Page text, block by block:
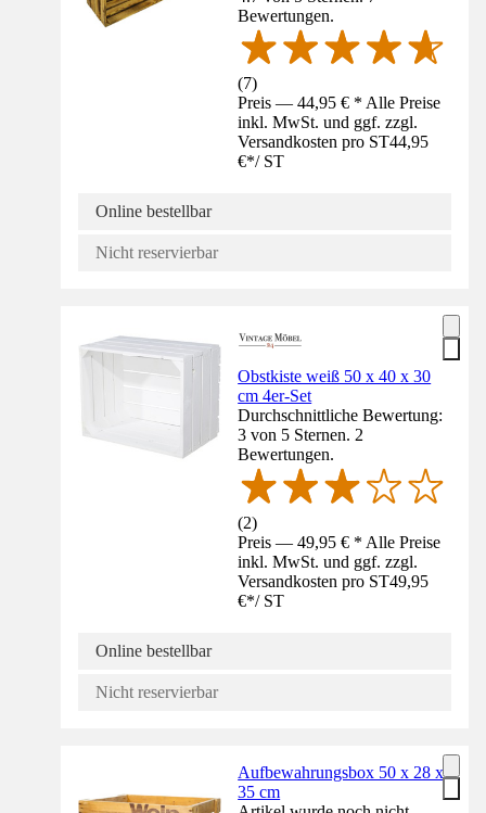
Bewertungen.
(7)
Preis — 44,95 € * Alle Preise
inkl. MwSt. und ggf. zzgl.
Versandkosten pro ST44,95
€*/ ST
Online bestellbar
Nicht reservierbar
Obstkiste weiß 50 x 40 x 30
cm 4er-Set
Durchschnittliche Bewertung:
3 von 5 Sternen. 2
Bewertungen.
(2)
Preis — 49,95 € * Alle Preise
inkl. MwSt. und ggf. zzgl.
Versandkosten pro ST49,95
€*/ ST
Online bestellbar
Nicht reservierbar
Aufbewahrungsbox 50 x 28 x
35 cm